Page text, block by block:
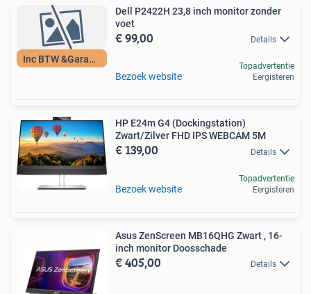
Inc BTW &Garantie
Dell P2422H 23,8 inch monitor zonder
voet
€ 99,00 Details
Bezoek website
Topadvertentie
Eergisteren
HP E24m G4 (Dockingstation)
Zwart/Zilver FHD IPS WEBCAM 5M
€ 139,00 Details
Bezoek website
Topadvertentie
Eergisteren
Asus ZenScreen MB16QHG Zwart , 16-
inch monitor Doosschade
€ 405,00 Details